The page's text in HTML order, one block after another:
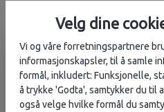
holdbarhet og motstand mot
Stablebart for enkel transport,
Etuiet sikrer ren transport
BPA-fritt
Tåler oppvaskmaskin
Hold skarpe gjenstander utenfor
Velg dine
Vi og våre forretningspartnere
informasjonskapsler, til å samle
formål, inkludert: Funksjonelle,
å trykke 'Godta', samtykker du til
også velge hvilke formål du